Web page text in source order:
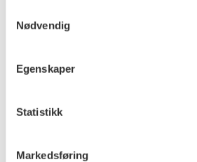
Nødvendig
Egenskaper
Statistikk
Markedsføring
22 99 11 99
Victoria Terrasse 11